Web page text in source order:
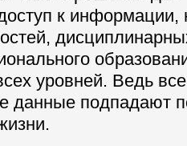
к информации,
уровней. Ведь все
данные подпадают